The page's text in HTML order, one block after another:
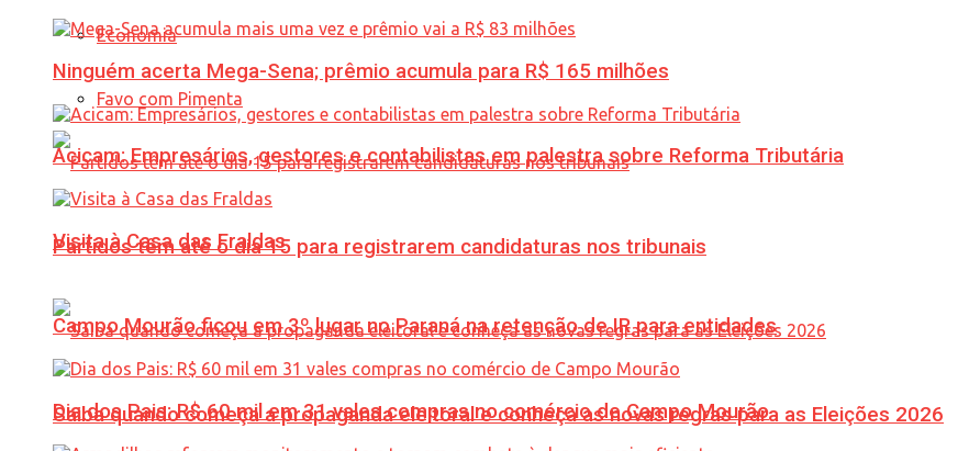
Economia
Favo com Pimenta
Partidos têm até o dia 15 para registrarem candidaturas nos tribunais
Saiba quando começa a propaganda eleitoral e conheça as novas regras para as Eleições 2026
Ninguém acerta Mega-Sena; prêmio acumula para R$ 165 milhões
Acicam: Empresários, gestores e contabilistas em palestra sobre Reforma Tributária
Visita à Casa das Fraldas
Campo Mourão ficou em 3º lugar no Paraná na retenção de IR para entidades
Dia dos Pais: R$ 60 mil em 31 vales compras no comércio de Campo Mourão